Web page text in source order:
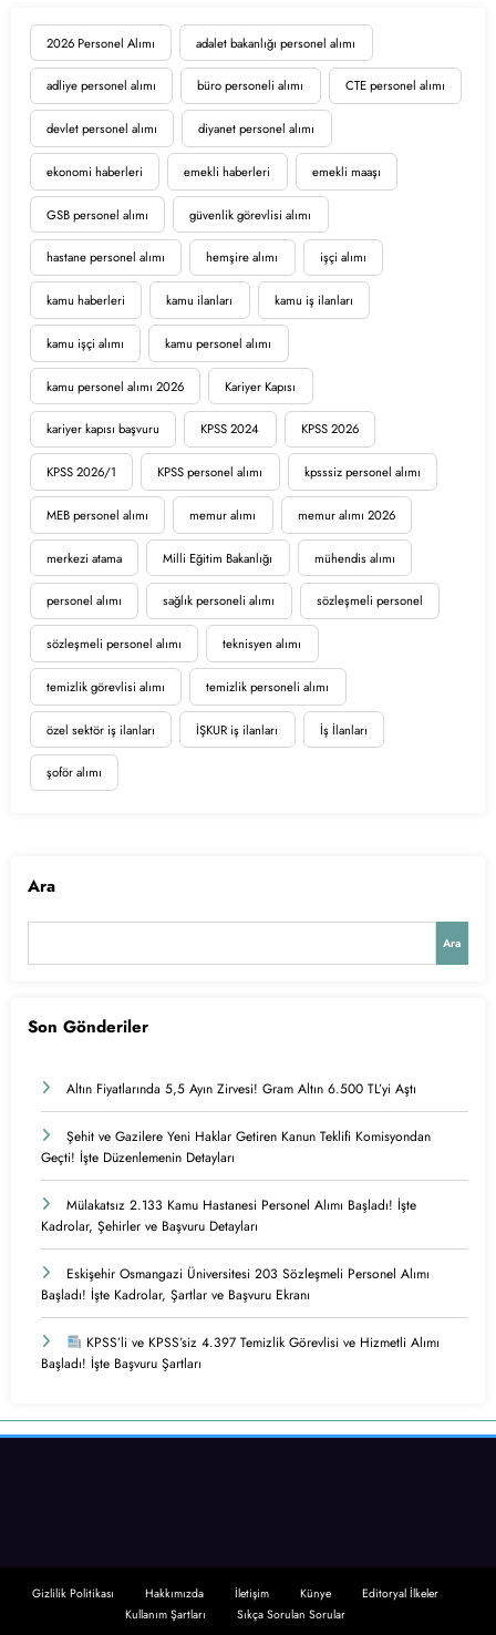
2026 Personel Alımı adalet bakanlığı personel alımı
adliye personel alımı büro personeli alımı CTE personel alımı
devlet personel alımı diyanet personel alımı
ekonomi haberleri emekli haberleri emekli maaşı
GSB personel alımı güvenlik görevlisi alımı
hastane personel alımı hemşire alımı işçi alımı
kamu haberleri kamu ilanları kamu iş ilanları
kamu işçi alımı kamu personel alımı
kamu personel alımı 2026 Kariyer Kapısı
kariyer kapısı başvuru KPSS 2024 KPSS 2026
KPSS 2026/1 KPSS personel alımı kpsssiz personel alımı
MEB personel alımı memur alımı memur alımı 2026
merkezi atama Milli Eğitim Bakanlığı mühendis alımı
personel alımı sağlık personeli alımı sözleşmeli personel
sözleşmeli personel alımı teknisyen alımı
temizlik görevlisi alımı temizlik personeli alımı
özel sektör iş ilanları İŞKUR iş ilanları İş İlanları
şoför alımı
Ara
Ara
Son Gönderiler
Altın Fiyatlarında 5,5 Ayın Zirvesi! Gram Altın 6.500 TL’yi Aştı
Şehit ve Gazilere Yeni Haklar Getiren Kanun Teklifi Komisyondan
Geçti! İşte Düzenlemenin Detayları
Mülakatsız 2.133 Kamu Hastanesi Personel Alımı Başladı! İşte
Kadrolar, Şehirler ve Başvuru Detayları
Eskişehir Osmangazi Üniversitesi 203 Sözleşmeli Personel Alımı
Başladı! İşte Kadrolar, Şartlar ve Başvuru Ekranı
KPSS’li ve KPSS’siz 4.397 Temizlik Görevlisi ve Hizmetli Alımı
Başladı! İşte Başvuru Şartları
Gizlilik Politikası Hakkımızda İletişim Künye
Editoryal İlkeler
Kullanım Şartları
Sıkça Sorulan Sorular